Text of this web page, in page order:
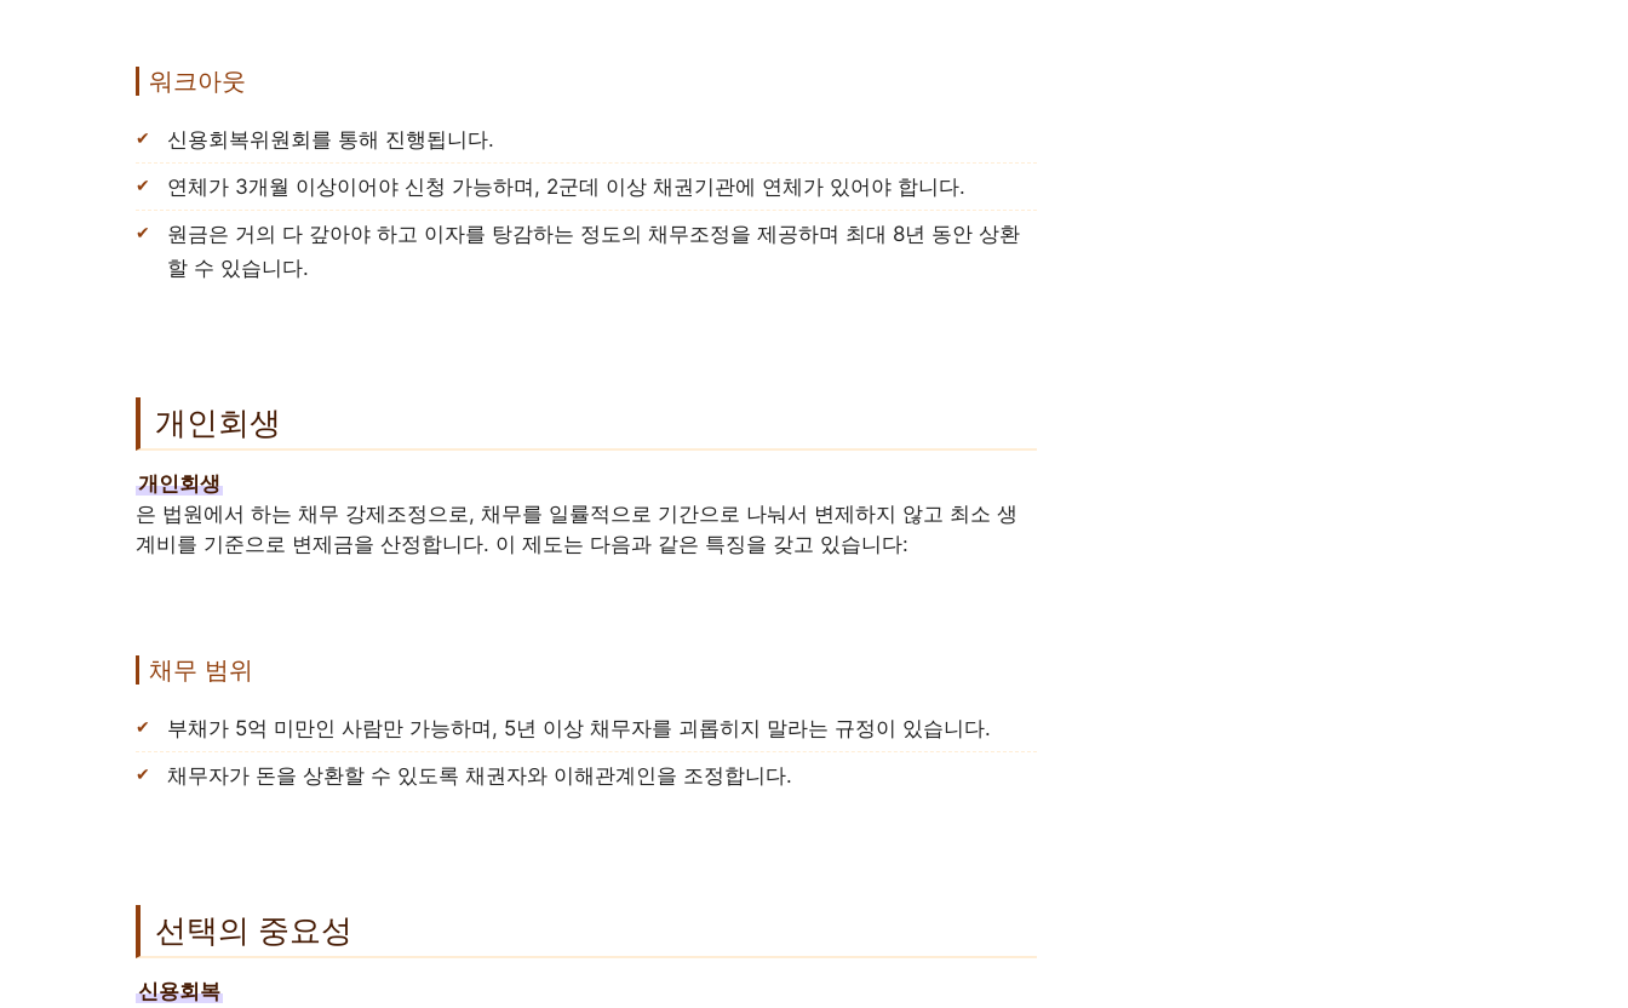
워크아웃
신용회복위원회를 통해 진행됩니다.
연체가 3개월 이상이어야 신청 가능하며, 2군데 이상 채권기관에 연체가 있어야 합니다.
원금은 거의 다 갚아야 하고 이자를 탕감하는 정도의 채무조정을 제공하며 최대 8년 동안 상환
할 수 있습니다.
개인회생
개인회생
은 법원에서 하는 채무 강제조정으로, 채무를 일률적으로 기간으로 나눠서 변제하지 않고 최소 생
계비를 기준으로 변제금을 산정합니다. 이 제도는 다음과 같은 특징을 갖고 있습니다:
채무 범위
부채가 5억 미만인 사람만 가능하며, 5년 이상 채무자를 괴롭히지 말라는 규정이 있습니다.
채무자가 돈을 상환할 수 있도록 채권자와 이해관계인을 조정합니다.
선택의 중요성
신용회복